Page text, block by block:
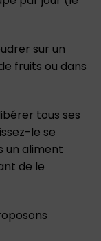
sur un
fruits ou dans
tous ses
le se
un aliment
de le